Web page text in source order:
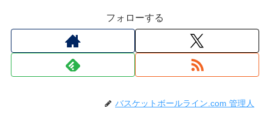
フォローする
バスケットボールライン.com 管理人